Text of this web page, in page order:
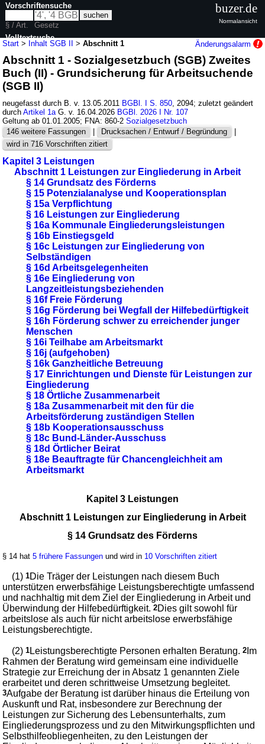
Start > Inhalt SGB II >Abschnitt 1 Änderungsalarm
Abschnitt 1 - Sozialgesetzbuch (SGB) Zweites
Buch (II) - Grundsicherung für Arbeitsuchende
(SGB II)
neugefasst durch B. v. 13.05.2011 BGBl. I S. 850 , 2094; zuletzt geändert
durchArtikel 1a G. v. 16.04.2026 BGBl. 2026 I Nr. 107
Geltung ab 01.01.2005; FNA: 860-2Sozialgesetzbuch
146 weitere Fassungen
| Drucksachen / Entwurf / Begründung
|
wird in 716 Vorschriften zitiert
Kapitel 3 Leistungen
Abschnitt 1 Leistungen zur Eingliederung in Arbeit
§ 14 Grundsatz des Förderns
§ 15 Potenzialanalyse und Kooperationsplan
§ 15a Verpflichtung
§ 16 Leistungen zur Eingliederung
§ 16a Kommunale Eingliederungsleistungen
§ 16b Einstiegsgeld
§ 16c Leistungen zur Eingliederung von
Selbständigen
§ 16d Arbeitsgelegenheiten
§ 16e Eingliederung von
Langzeitleistungsbeziehenden
§ 16f Freie Förderung
§ 16g Förderung bei Wegfall der Hilfebedürftigkeit
§ 16h Förderung schwer zu erreichender junger
Menschen
§ 16i Teilhabe am Arbeitsmarkt
§ 16j (aufgehoben)
§ 16k Ganzheitliche Betreuung
§ 17 Einrichtungen und Dienste für Leistungen zur
Eingliederung
§ 18 Örtliche Zusammenarbeit
§ 18a Zusammenarbeit mit den für die
Arbeitsförderung zuständigen Stellen
§ 18b Kooperationsausschuss
§ 18c Bund-Länder-Ausschuss
§ 18d Örtlicher Beirat
§ 18e Beauftragte für Chancengleichheit am
Arbeitsmarkt
Kapitel 3 Leistungen
Abschnitt 1 Leistungen zur Eingliederung in Arbeit
§ 14 Grundsatz des Förderns
§ 14 hat5 frühere Fassungen und wird in 10 Vorschriften zitiert
(1)1Die Träger der Leistungen nach diesem Buch
unterstützen erwerbsfähige Leistungsberechtigte umfassend
und nachhaltig mit dem Ziel der Eingliederung in Arbeit und
Überwindung der Hilfebedürftigkeit.2Dies gilt sowohl für
arbeitslose als auch für nicht arbeitslose erwerbsfähige
Leistungsberechtigte.
(2)1 Leistungsberechtigte Personen erhalten Beratung.2 Im
Rahmen der Beratung wird gemeinsam eine individuelle
Strategie zur Erreichung der in Absatz 1 genannten Ziele
erarbeitet und deren schrittweise Umsetzung begleitet.
3Aufgabe der Beratung ist darüber hinaus die Erteilung von
Auskunft und Rat, insbesondere zur Berechnung der
Leistungen zur Sicherung des Lebensunterhalts, zum
Eingliederungsprozess und zu den Mitwirkungspflichten und
Selbsthilfeobliegenheiten, zu den Leistungen der
Vorschriftensuche
§ / Art.
Gesetz
Volltextsuche
nur in SGB II
buzer.de
Normalansicht